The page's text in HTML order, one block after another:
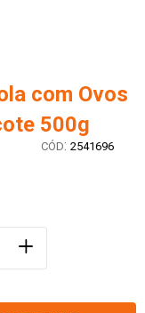
com Ovos
500g
: 2541696
＋